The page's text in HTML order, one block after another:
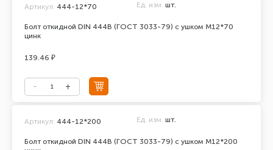
Болт откидной DIN 444В (ГОСТ 3033-79) с ушком М12*70
цинк
Артикул: 444-12*70 Ед. изм. шт.
139.46 ₽
Болт откидной DIN 444В (ГОСТ 3033-79) с ушком М12*200
Артикул: 444-12*200 Ед. изм. шт.